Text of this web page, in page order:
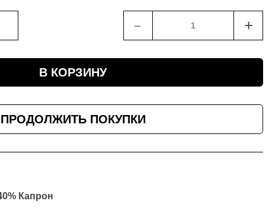
﹣ +
В КОРЗИНУ
ПРОДОЛЖИТЬ ПОКУПКИ
Капрон